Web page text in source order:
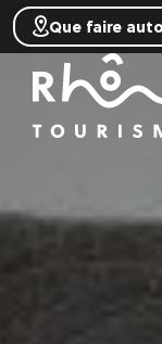
Que faire